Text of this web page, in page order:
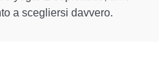
a scegliersi davvero.